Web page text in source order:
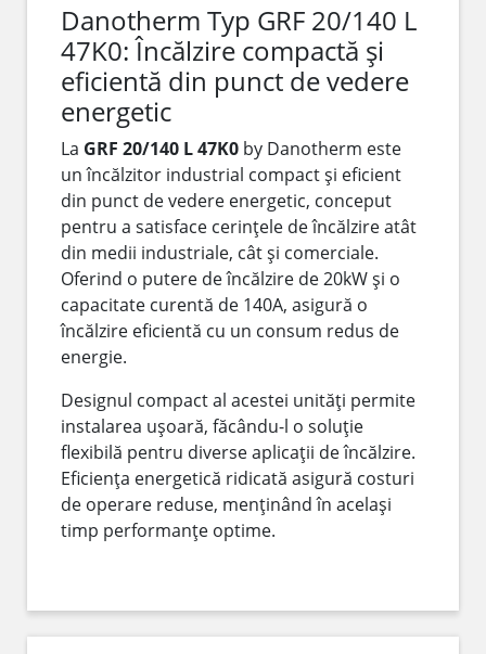
Danotherm Typ GRF 20/140 L
47K0: Încălzire compactă și
eficientă din punct de vedere
energetic
La GRF 20/140 L 47K0 by Danotherm este
un încălzitor industrial compact și eficient
din punct de vedere energetic, conceput
pentru a satisface cerințele de încălzire atât
din medii industriale, cât și comerciale.
Oferind o putere de încălzire de 20kW și o
capacitate curentă de 140A, asigură o
încălzire eficientă cu un consum redus de
energie.
Designul compact al acestei unități permite
instalarea ușoară, făcându-l o soluție
flexibilă pentru diverse aplicații de încălzire.
Eficiența energetică ridicată asigură costuri
de operare reduse, menținând în același
timp performanțe optime.